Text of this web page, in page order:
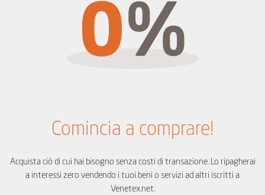
Comincia a comprare!
Acquista ciò di cui hai bisogno senza costi di transazione. Lo ripagherai
a interessi zero vendendo i tuoi beni o servizi ad altri iscritti a
Venetex.net.